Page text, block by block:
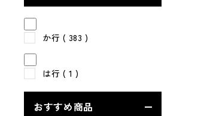
か行 ( 383 )
は行 ( 1 )
おすすめ商品